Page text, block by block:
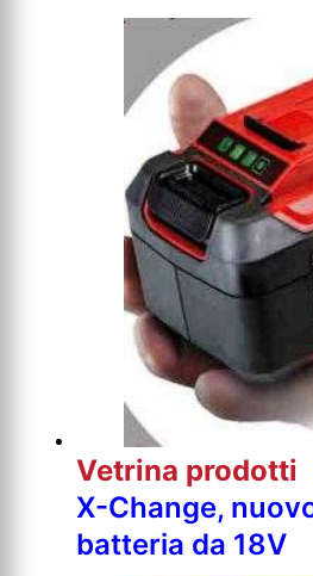
Vetrina prodotti
X-Change,
batteria da 18V